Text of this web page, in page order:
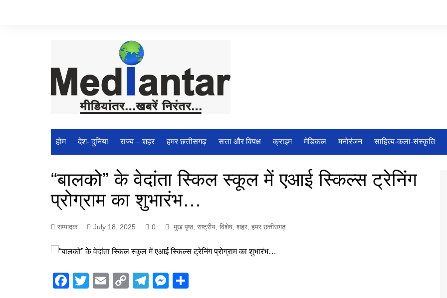
होम देश- दुनिया राज्य – शहर हमर छत्तीसगढ़ सत्ता और विपक्ष क्राइम मेडिकल मनोरंजन साहित्य-कला-संस्कृति
“बालको” के वेदांता स्किल स्कूल में एआई स्किल्स ट्रेनिंग
प्रोग्राम का शुभारंभ…
सम्पादक July 18, 2025 0 मुख पृष्ठ, राष्ट्रीय विशेष शहर हमर छत्तीसगढ़
F
T
E
C
T
M